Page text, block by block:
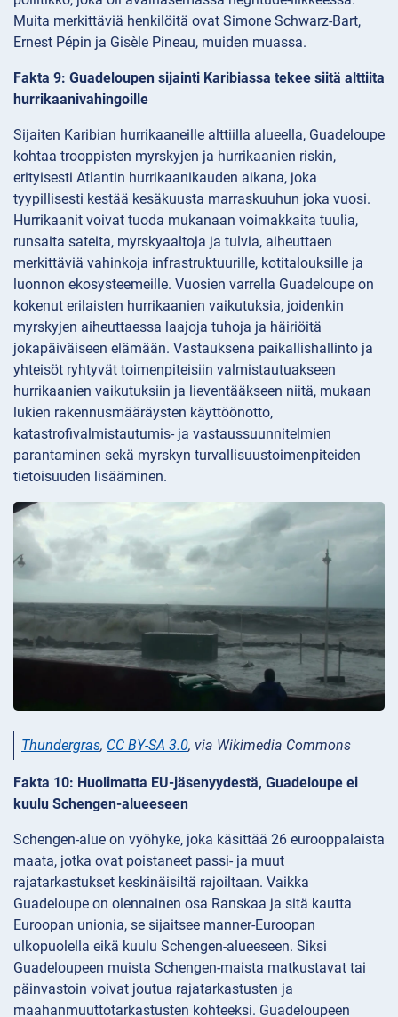
Muita merkittäviä henkilöitä ovat Simone Schwarz-Bart,
Ernest Pépin ja Gisèle Pineau, muiden muassa.
Fakta 9: Guadeloupen sijainti Karibiassa tekee siitä alttiita
hurrikaanivahingoille
Sijaiten Karibian hurrikaaneille alttiilla alueella, Guadeloupe
kohtaa trooppisten myrskyjen ja hurrikaanien riskin,
erityisesti Atlantin hurrikaanikauden aikana, joka
tyypillisesti kestää kesäkuusta marraskuuhun joka vuosi.
Hurrikaanit voivat tuoda mukanaan voimakkaita tuulia,
runsaita sateita, myrskyaaltoja ja tulvia, aiheuttaen
merkittäviä vahinkoja infrastruktuurille, kotitalouksille ja
luonnon ekosysteemeille. Vuosien varrella Guadeloupe on
kokenut erilaisten hurrikaanien vaikutuksia, joidenkin
myrskyjen aiheuttaessa laajoja tuhoja ja häiriöitä
jokapäiväiseen elämään. Vastauksena paikallishallinto ja
yhteisöt ryhtyvät toimenpiteisiin valmistautuakseen
hurrikaanien vaikutuksiin ja lieventääkseen niitä, mukaan
lukien rakennusmääräysten käyttöönotto,
katastrofivalmistautumis- ja vastaussuunnitelmien
parantaminen sekä myrskyn turvallisuustoimenpiteiden
tietoisuuden lisääminen.
Thundergras, CC BY-SA 3.0, via Wikimedia Commons
Fakta 10: Huolimatta EU-jäsenyydestä, Guadeloupe ei
kuulu Schengen-alueeseen
Schengen-alue on vyöhyke, joka käsittää 26 eurooppalaista
maata, jotka ovat poistaneet passi- ja muut
rajatarkastukset keskinäisiltä rajoiltaan. Vaikka
Guadeloupe on olennainen osa Ranskaa ja sitä kautta
Euroopan unionia, se sijaitsee manner-Euroopan
ulkopuolella eikä kuulu Schengen-alueeseen. Siksi
Guadeloupeen muista Schengen-maista matkustavat tai
päinvastoin voivat joutua rajatarkastusten ja
maahanmuuttotarkastusten kohteeksi. Guadeloupeen